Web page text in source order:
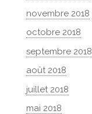
novembre 2018
octobre 2018
septembre 2018
août 2018
juillet 2018
mai 2018